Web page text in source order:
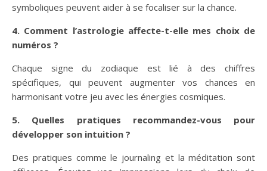
symboliques peuvent aider à se focaliser sur la chance.
4. Comment l’astrologie affecte-t-elle mes choix de
numéros ?
Chaque signe du zodiaque est lié à des chiffres
spécifiques, qui peuvent augmenter vos chances en
harmonisant votre jeu avec les énergies cosmiques.
5. Quelles pratiques recommandez-vous pour
développer son intuition ?
Des pratiques comme le journaling et la méditation sont